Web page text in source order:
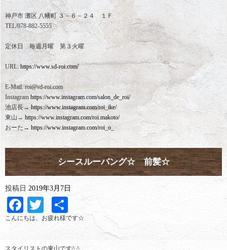
神戸市 灘区 八幡町 ３－６－２４ １Ｆ
TEL/078-882-5555
定休日 毎週月曜 第３火曜
URL.https://www.sd-roi.com/
E-Mail. roi@sd-roi.com
Instagramhttps://www.instagram.com/salon_de_roi/
池店長→ https://www.instagram.com/roi_ike/
東山→ https://www.instagram.com/roi.makoto/
おーた→ https://www.instagram.com/roi_o_
シースルーバング☆ 前髪☆
投稿日 2019年3月7日
Facebook
Twitter
共
有
こんにちは、お疲れ様です☆